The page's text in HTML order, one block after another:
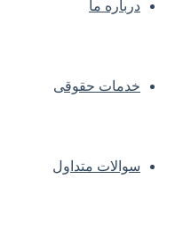
درباره ما
خدمات حقوقی
سوالات متداول